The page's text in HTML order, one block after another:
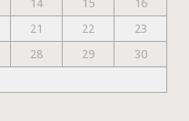
14 15
16
21 22
23
28 29
30